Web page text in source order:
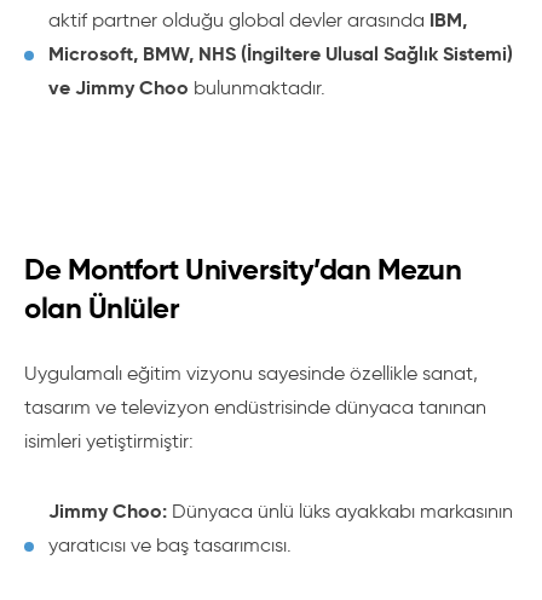
aktif partner olduğu global devler arasında IBM,
Microsoft, BMW, NHS (İngiltere Ulusal Sağlık Sistemi)
ve Jimmy Choo bulunmaktadır.
De Montfort University’dan Mezun
olan Ünlüler
Uygulamalı eğitim vizyonu sayesinde özellikle sanat,
tasarım ve televizyon endüstrisinde dünyaca tanınan
isimleri yetiştirmiştir:
Jimmy Choo: Dünyaca ünlü lüks ayakkabı markasının
yaratıcısı ve baş tasarımcısı.